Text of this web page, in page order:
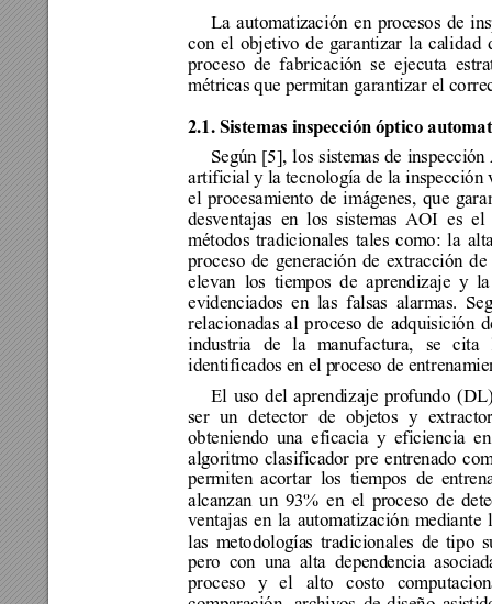
La automatización en procesos de
con el objetivo de garantizar la calidad
proceso de fabricación se ejecuta
métricas que permitan garantizar el
2.1. Sistemas inspección óptico
Según [5] , los sistemas de
artificial y la tecnología de la inspección
el procesamiento de imágenes, que
desventajas en los sistemas AOI es el
métodos tradicionales tales como: la
proceso de generación de extracción de
elevan los tiempos de aprendizaje y la
evidenciados en las falsas alarmas.
relacionadas al proceso de adquisición
industria de la manufactura, se cita
identificados en el proceso de entrenami
El uso del aprendizaje profundo
ser un detector de objetos y
obteniendo una eficacia y eficiencia
algoritmo clasificador pre entrenado
permiten acortar los tiempos de
alcanzan un 93% en el proceso de dete
ventajas en la automatización mediante
las metodologías tradicionales de tipo
pero con una alta dependencia
proceso y el alto costo